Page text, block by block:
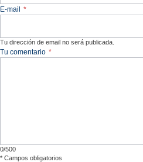
E-mail *
Tu dirección de email no será publicada.
Tu comentario *
0/500
* Campos obligatorios